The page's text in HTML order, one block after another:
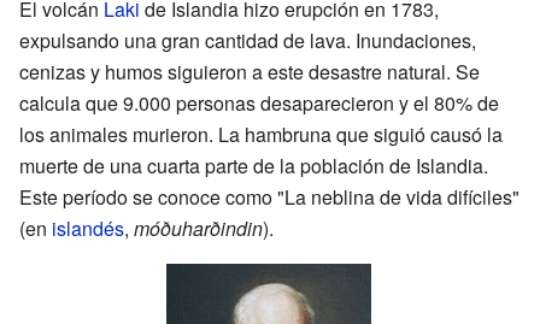
El volcán Laki de Islandia hizo erupción en 1783,
expulsando una gran cantidad de lava. Inundaciones,
cenizas y humos siguieron a este desastre natural. Se
calcula que 9.000 personas desaparecieron y el 80% de
los animales murieron. La hambruna que siguió causó la
muerte de una cuarta parte de la población de Islandia.
Este período se conoce como "La neblina de vida difíciles"
(en islandés, móðuharðindin).